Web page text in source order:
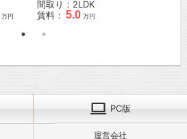
万円
間取り：2LDK
賃料： 5.0 万円
PC版
運営会社